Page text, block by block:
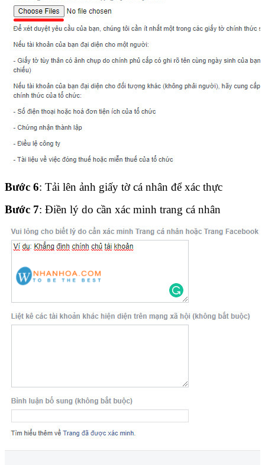
Bước 6: Tải lên ảnh giấy tờ cá nhân để xác thực
Bước 7: Điền lý do cần xác minh trang cá nhân